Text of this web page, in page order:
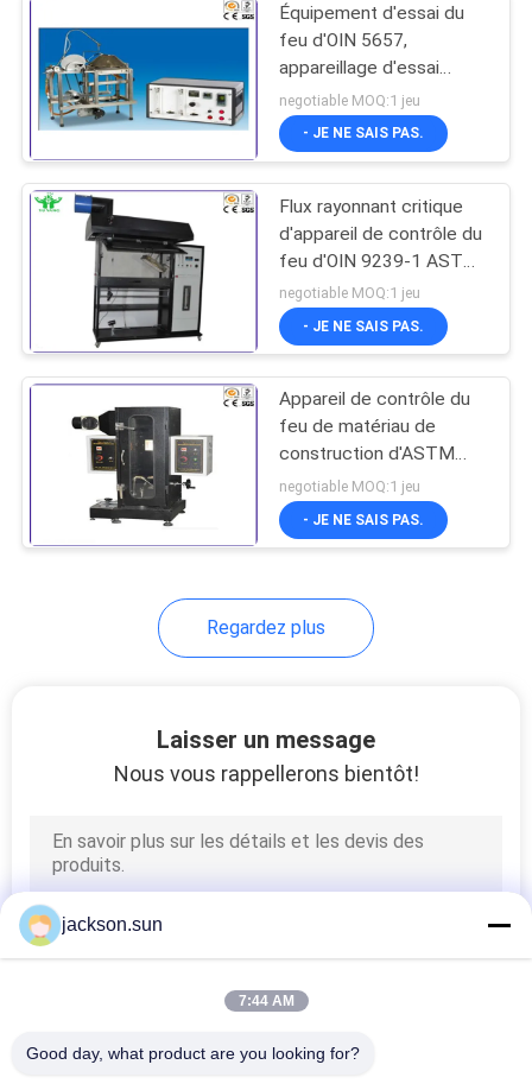
Équipement d'essai du
feu d'OIN 5657,
appareillage d'essai
d'Ignitability pour le
matériau de construction
negotiable MOQ:1 jeu
- JE NE SAIS PAS.
Flux rayonnant critique
d'appareil de contrôle du
feu d'OIN 9239-1 ASTM
E648 avec une source
d'énergie de la chaleur
rayonnante
negotiable MOQ:1 jeu
- JE NE SAIS PAS.
Appareil de contrôle du
feu de matériau de
construction d'ASTM
D2843/appareil de
contrôle du feu densité
de fumée
negotiable MOQ:1 jeu
- JE NE SAIS PAS.
Regardez plus
Laisser un message
Nous vous rappellerons bientôt!
jackson.sun
7:44 AM
Good day, what product are you looking for?